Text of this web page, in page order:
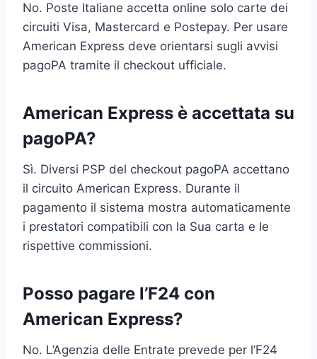
No. Poste Italiane accetta online solo carte dei
circuiti Visa, Mastercard e Postepay. Per usare
American Express deve orientarsi sugli avvisi
pagoPA tramite il checkout ufficiale.
American Express è accettata su
pagoPA?
Sì. Diversi PSP del checkout pagoPA accettano
il circuito American Express. Durante il
pagamento il sistema mostra automaticamente
i prestatori compatibili con la Sua carta e le
rispettive commissioni.
Posso pagare l’F24 con
American Express?
No. L’Agenzia delle Entrate prevede per l’F24